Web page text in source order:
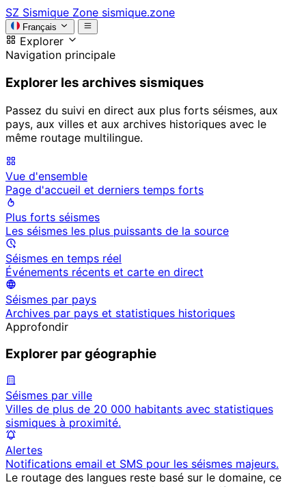
SZ Sismique Zone sismique.zone
Français
Explorer
Navigation principale
Explorer les archives sismiques
Passez du suivi en direct aux plus forts séismes, aux
pays, aux villes et aux archives historiques avec le
même routage multilingue.
Vue d'ensemble
Page d'accueil et derniers temps forts
Plus forts séismes
Les séismes les plus puissants de la source
Séismes en temps réel
Événements récents et carte en direct
Séismes par pays
Archives par pays et statistiques historiques
Approfondir
Explorer par géographie
Séismes par ville
Villes de plus de 20 000 habitants avec statistiques
sismiques à proximité.
Alertes
Notifications email et SMS pour les séismes majeurs.
Le routage des langues reste basé sur le domaine, ce